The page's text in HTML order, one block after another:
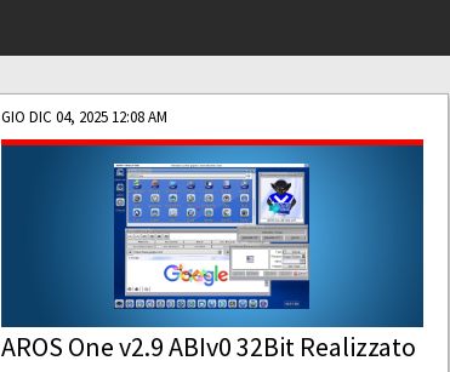
GIO DIC 04, 2025 12:08 AM
AROS One v2.9 ABIv0 32Bit Realizzato